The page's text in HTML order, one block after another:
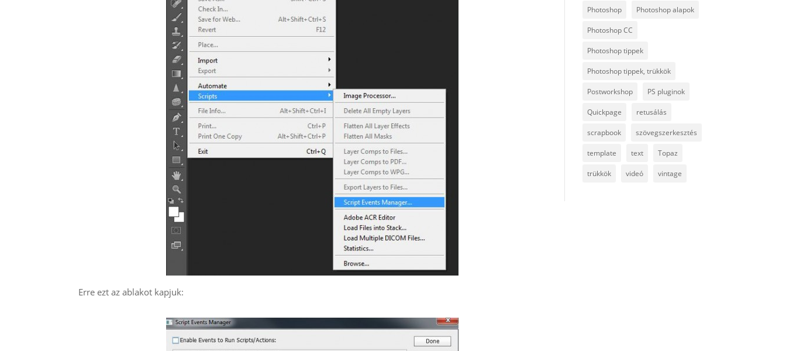
Erre ezt az ablakot kapjuk:
Photoshop Photoshop alapok
Photoshop CC
Photoshop tippek
Photoshop tippek, trükkök
Postworkshop PS pluginok
Quickpage retusálás
scrapbook szövegszerkesztés
template text Topaz
trükkök videó vintage